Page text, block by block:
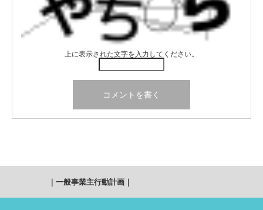
上に表示された文字を入力してください。
｜ 一般事業主行動計画｜